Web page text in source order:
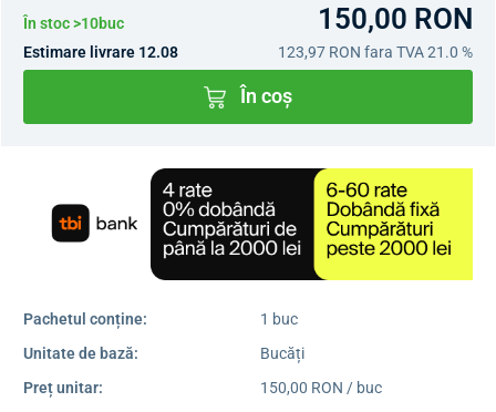
În stoc >10buc 150,00 RON
Estimare livrare 12.08 123,97 RON fara TVA 21.0 %
În coș
Pachetul conține:
1 buc
Unitate de bază:
Bucăți
Preț unitar:
150,00 RON / buc